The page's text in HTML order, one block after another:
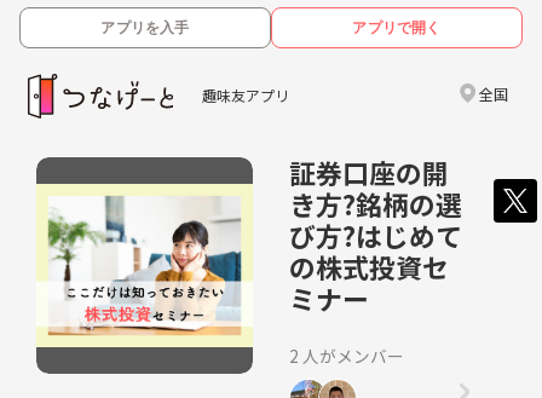
アプリを入手 アプリで開く
趣味友アプリ 全国
証券口座の開
き方?銘柄の選
び方?はじめて
の株式投資セ
ミナー
2 人がメンバー